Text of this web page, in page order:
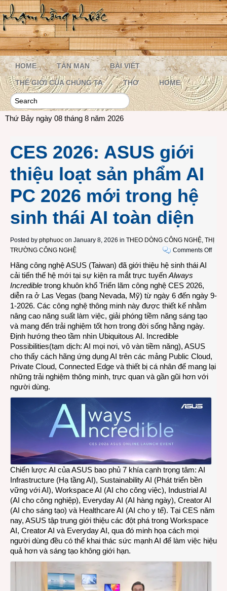
HOME TẢN MẠN BÀI VIẾT
THẾ GIỚI CỦA CHÚNG TA THƠ HOME
Thứ Bảy ngày 08 tháng 8 năm 2026
CES 2026: ASUS giới
thiệu loạt sản phẩm AI
PC 2026 mới trong hệ
sinh thái AI toàn diện
Posted by phphuoc on January 8, 2026 in THEO DÒNG CÔNG NGHỆ, THỊ
TRƯỜNG CÔNG NGHỆ
Comments Offon
thiệu
2026
mới
Hãng công nghệ ASUS (Taiwan) đã giới thiệu hệ sinh thái AI
cải tiến thế hệ mới tại sự kiện ra mắt trực tuyến Always
Incredible trong khuôn khổ Triển lãm công nghệ CES 2026,
diễn ra ở Las Vegas (bang Nevada, Mỹ) từ ngày 6 đến ngày 9-
1-2026. Các công nghệ thông minh này được thiết kế nhằm
nâng cao năng suất làm việc, giải phóng tiềm năng sáng tạo
và mang đến trải nghiệm tốt hơn trong đời sống hằng ngày.
Định hướng theo tầm nhìn Ubiquitous AI. Incredible
Possibilities(tạm dịch: AI mọi nơi, vô vàn tiềm năng), ASUS
cho thấy cách hãng ứng dụng AI trên các mảng Public Cloud,
Private Cloud, Connected Edge và thiết bị cá nhân để mang lại
những trải nghiệm thông minh, trực quan và gần gũi hơn với
người dùng.
Chiến lược AI của ASUS bao phủ 7 khía cạnh trọng tâm: AI
Infrastructure (Hạ tầng AI), Sustainability AI (Phát triển bền
vững với AI), Workspace AI (AI cho công việc), Industrial AI
(AI cho công nghiệp), Everyday AI (AI hàng ngày), Creator AI
(AI cho sáng tạo) và Healthcare AI (AI cho y tế). Tại CES năm
nay, ASUS tập trung giới thiệu các đột phá trong Workspace
AI, Creator AI và Everyday AI, qua đó minh họa cách mọi
người dùng đều có thể khai thác sức mạnh AI để làm việc hiệu
quả hơn và sáng tạo không giới hạn.